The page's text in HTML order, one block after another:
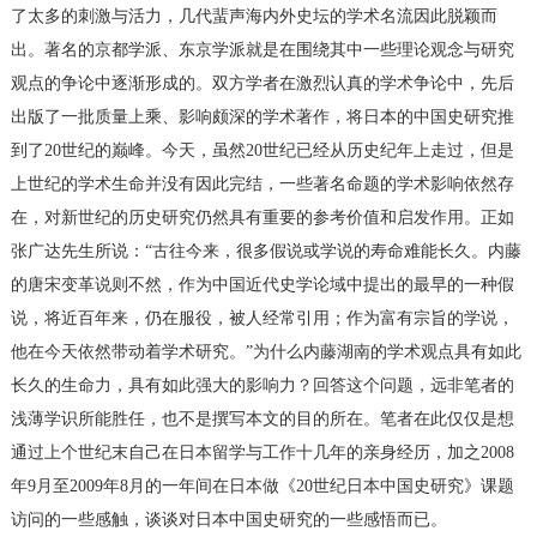
了太多的刺激与活力，几代蜚声海内外史坛的学术名流因此脱颖而
出。著名的京都学派、东京学派就是在围绕其中一些理论观念与研究
观点的争论中逐渐形成的。双方学者在激烈认真的学术争论中，先后
出版了一批质量上乘、影响颇深的学术著作，将日本的中国史研究推
到了20世纪的巅峰。今天，虽然20世纪已经从历史纪年上走过，但是
上世纪的学术生命并没有因此完结，一些著名命题的学术影响依然存
在，对新世纪的历史研究仍然具有重要的参考价值和启发作用。正如
张广达先生所说：“古往今来，很多假说或学说的寿命难能长久。内藤
的唐宋变革说则不然，作为中国近代史学论域中提出的最早的一种假
说，将近百年来，仍在服役，被人经常引用；作为富有宗旨的学说，
他在今天依然带动着学术研究。”为什么内藤湖南的学术观点具有如此
长久的生命力，具有如此强大的影响力？回答这个问题，远非笔者的
浅薄学识所能胜任，也不是撰写本文的目的所在。笔者在此仅仅是想
通过上个世纪末自己在日本留学与工作十几年的亲身经历，加之2008
年9月至2009年8月的一年间在日本做《20世纪日本中国史研究》课题
访问的一些感触，谈谈对日本中国史研究的一些感悟而已。